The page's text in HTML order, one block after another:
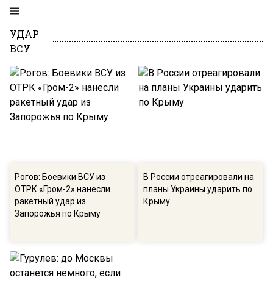
УДАР
ВСУ
Рогов: Боевики ВСУ из
ОТРК «Гром-2» нанесли
ракетный удар из
Запорожья по Крыму
В России отреагировали на
планы Украины ударить по
Крыму